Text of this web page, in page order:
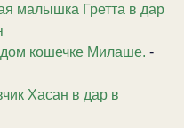
малышка Гретта в дар
кошечке Милаше. -
Хасан в дар в